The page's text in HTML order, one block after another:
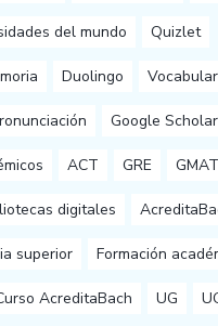
del mundo Quizlet
Duolingo
Google Scholar
ACT GRE GMAT
digitales
superior Formación
AcreditaBach UG